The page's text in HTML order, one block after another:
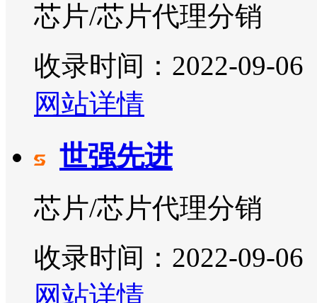
芯片/芯片代理分销
收录时间：2022-09-06
网站详情
世强先进
芯片/芯片代理分销
收录时间：2022-09-06
网站详情